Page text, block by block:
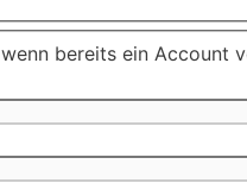
wenn bereits ein Account